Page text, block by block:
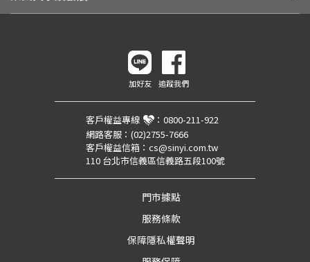
加好友 追蹤我們
客戶權益專線 ： 0800-211-922
網路客服： (02)2755-7666
客戶權益信箱： cs@sinyi.com.tw
110 台北市信義區信義路五段100號
門市據點
服務條款
保障隱私權聲明